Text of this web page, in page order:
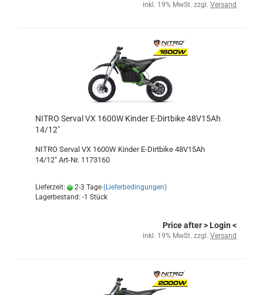
inkl. 19% MwSt. zzgl. Versand
NITRO Serval VX 1600W Kinder E-Dirtbike 48V15Ah
14/12"
NITRO Serval VX 1600W Kinder E-Dirtbike 48V15Ah
14/12" Art-Nr. 1173160
Lieferzeit: 2-3 Tage (Lieferbedingungen)
Lagerbestand: -1 Stück
Price after> Login <
inkl. 19% MwSt. zzgl. Versand